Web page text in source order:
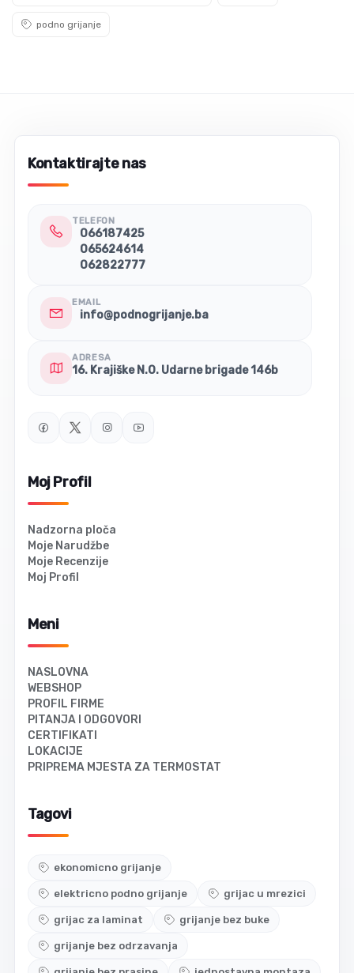
podno grijanje
Kontaktirajte nas
TELEFON
066187425
065624614
062822777
EMAIL
info@podnogrijanje.ba
ADRESA
16. Krajiške N.O. Udarne brigade 146b
Moj Profil
Nadzorna ploča
Moje Narudžbe
Moje Recenzije
Moj Profil
Meni
NASLOVNA
WEBSHOP
PROFIL FIRME
PITANJA I ODGOVORI
CERTIFIKATI
LOKACIJE
PRIPREMA MJESTA ZA TERMOSTAT
Tagovi
ekonomicno grijanje
elektricno podno grijanje grijac u mrezici
grijac za laminat grijanje bez buke
grijanje bez odrzavanja